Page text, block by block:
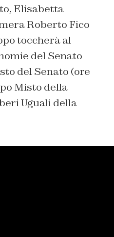
Elisabetta
Roberto Fico
toccherà al
del Senato
del Senato (ore
Misto della
Uguali della